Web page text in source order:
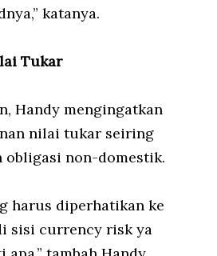
nya,” katanya.
Tukar
Handy mengingatkan
nilai tukar seiring
obligasi non-domestik.
harus diperhatikan ke
sisi currency risk ya